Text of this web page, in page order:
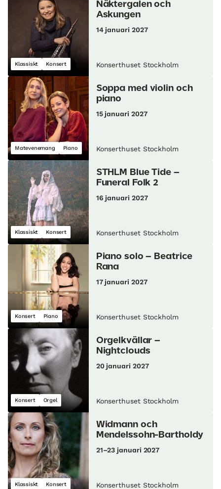
Klassiskt Konsert
Näktergalen och
Askungen
14 januari 2027
Konserthuset Stockholm
Matevenemang Piano
Soppa med violin och
piano
15 januari 2027
Konserthuset Stockholm
Klassiskt Konsert
STHLM Blue Tide –
Funeral Folk 2
16 januari 2027
Konserthuset Stockholm
Konsert Piano
Piano solo – Beatrice
Rana
17 januari 2027
Konserthuset Stockholm
Konsert Orgel
Orgelkvällar –
Nightclouds
20 januari 2027
Konserthuset Stockholm
Klassiskt Konsert
Widmann och
Mendelssohn-Bartholdy
21–23 januari 2027
Konserthuset Stockholm